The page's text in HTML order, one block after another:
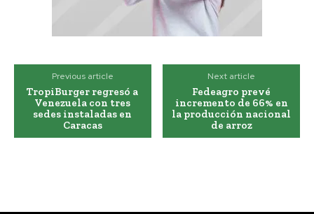
Previous article
TropiBurger regresó a
Venezuela con tres
sedes instaladas en
Caracas
Next article
Fedeagro prevé
incremento de 66% en
la producción nacional
de arroz